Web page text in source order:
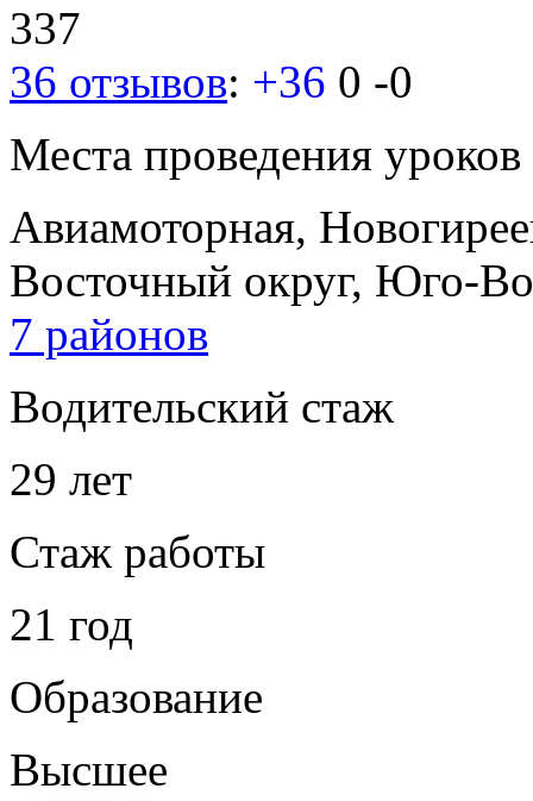
337
36 отзывов: +36 0 -0
Места проведения уроков
Авиамоторная,
Восточный округ, Юго-
7 районов
Водительский стаж
29 лет
Стаж работы
21 год
Образование
Высшее